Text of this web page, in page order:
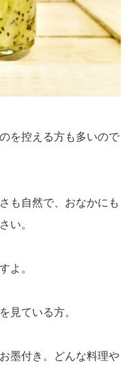
を控える方も多いので
も自然で、おなかにも
い。
よ。
見ている方。
墨付き。どんな料理や